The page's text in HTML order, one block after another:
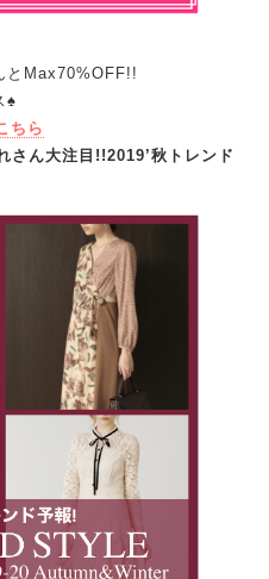
とMax70%OFF!!
♠
ちら
ん大注目!!2019’秋トレンド